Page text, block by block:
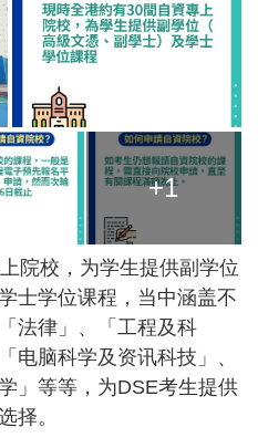
+1
院校，为学生提供副学位
士学位课程，当中涵盖不
法律」、「工程及科
电脑科学及资讯科技」、
」等等，为DSE考生提供
择。